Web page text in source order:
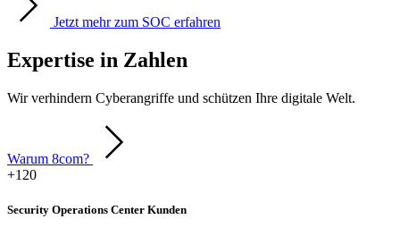
Jetzt mehr zum SOC erfahren
Expertise in Zahlen
Wir verhindern Cyberangriffe und schützen Ihre digitale Welt.
Warum 8com?
+120
Security Operations Center Kunden